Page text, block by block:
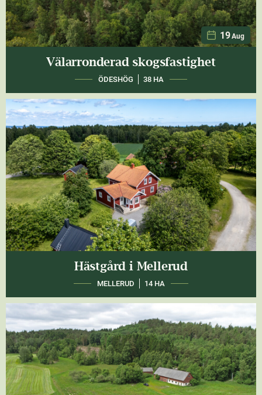
19 Aug
Välarronderad skogsfastighet
ÖDESHÖG 38 HA
Hästgård i Mellerud
MELLERUD 14 HA